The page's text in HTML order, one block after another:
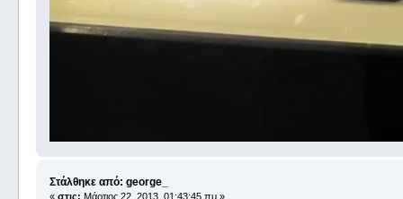
Στάλθηκε από: george_
« στις: Μάρτιος 22, 2013, 01:43:45 πμ »